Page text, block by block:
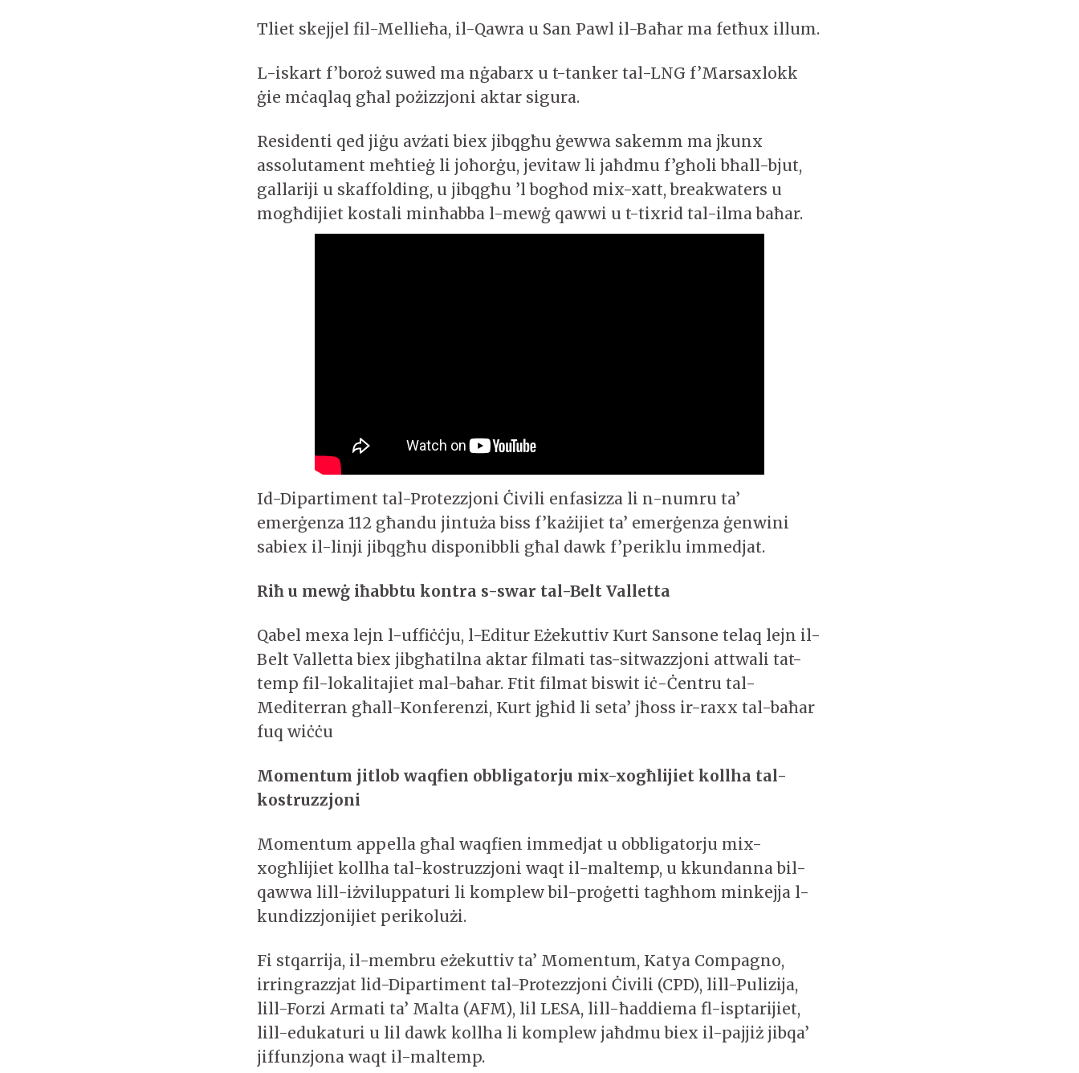
Tliet skejjel fil-Mellieħa, il-Qawra u San Pawl il-Baħar ma fetħux illum.
L-iskart f’boroż suwed ma nġabarx u t-tanker tal-LNG f’Marsaxlokk
ġie mċaqlaq għal pożizzjoni aktar sigura.
Residenti qed jiġu avżati biex jibqgħu ġewwa sakemm ma jkunx
assolutament meħtieġ li joħorġu, jevitaw li jaħdmu f’għoli bħall-bjut,
gallariji u skaffolding, u jibqgħu ’l bogħod mix-xatt, breakwaters u
mogħdijiet kostali minħabba l-mewġ qawwi u t-tixrid tal-ilma baħar.
Id-Dipartiment tal-Protezzjoni Ċivili enfasizza li n-numru ta’
emerġenza 112 għandu jintuża biss f’każijiet ta’ emerġenza ġenwini
sabiex il-linji jibqgħu disponibbli għal dawk f’periklu immedjat.
Riħ u mewġ iħabbtu kontra s-swar tal-Belt Valletta
Qabel mexa lejn l-uffiċċju, l-Editur Eżekuttiv Kurt Sansone telaq lejn il-
Belt Valletta biex jibgħatilna aktar filmati tas-sitwazzjoni attwali tat-
temp fil-lokalitajiet mal-baħar. Ftit filmat biswit iċ-Ċentru tal-
Mediterran għall-Konferenzi, Kurt jgħid li seta’ jħoss ir-raxx tal-baħar
fuq wiċċu
Momentum jitlob waqfien obbligatorju mix-xogħlijiet kollha tal-
kostruzzjoni
Momentum appella għal waqfien immedjat u obbligatorju mix-
xogħlijiet kollha tal-kostruzzjoni waqt il-maltemp, u kkundanna bil-
qawwa lill-iżviluppaturi li komplew bil-proġetti tagħhom minkejja l-
kundizzjonijiet perikolużi.
Fi stqarrija, il-membru eżekuttiv ta’ Momentum, Katya Compagno,
irringrazzjat lid-Dipartiment tal-Protezzjoni Ċivili (CPD), lill-Pulizija,
lill-Forzi Armati ta’ Malta (AFM), lil LESA, lill-ħaddiema fl-isptarijiet,
lill-edukaturi u lil dawk kollha li komplew jaħdmu biex il-pajjiż jibqa’
jiffunzjona waqt il-maltemp.